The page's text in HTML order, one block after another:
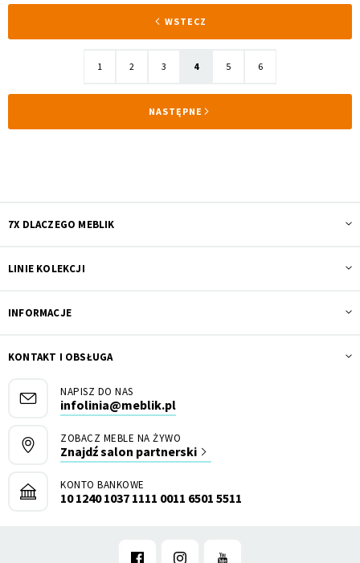
Strona
STRONA
WSTECZ
Strona
1 Strona
2 Strona
3 Aktualnie
czytasz
stronę
4 Strona
5 Strona
6
STRONA
NASTĘPNE
7X DLACZEGO MEBLIK
LINIE KOLEKCJI
INFORMACJE
KONTAKT I OBSŁUGA
NAPISZ DO NAS
infolinia@meblik.pl
ZOBACZ MEBLE NA ŻYWO
Znajdź salon partnerski
KONTO BANKOWE
10 1240 1037 1111 0011 6501 5511